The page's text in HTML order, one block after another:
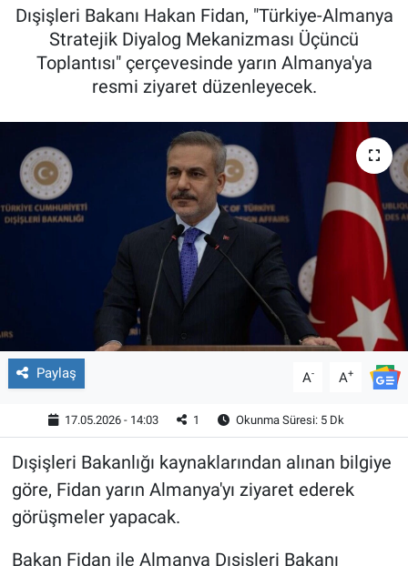
Dışişleri Bakanı Hakan Fidan, "Türkiye-Almanya
Stratejik Diyalog Mekanizması Üçüncü
Toplantısı" çerçevesinde yarın Almanya'ya
resmi ziyaret düzenleyecek.
Paylaş A- A+
17.05.2026 - 14:03 1 Okunma Süresi: 5 Dk
Dışişleri Bakanlığı kaynaklarından alınan bilgiye
göre, Fidan yarın Almanya'yı ziyaret ederek
görüşmeler yapacak.
Bakan Fidan ile Almanya Dışişleri Bakanı